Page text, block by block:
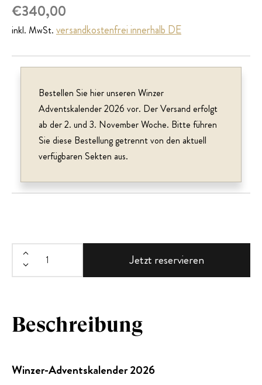
€340,00
inkl. MwSt. versandkostenfrei innerhalb DE
Bestellen Sie hier unseren Winzer
Adventskalender 2026 vor. Der Versand erfolgt
ab der 2. und 3. November Woche. Bitte führen
Sie diese Bestellung getrennt von den aktuell
verfügbaren Sekten aus.
Jetzt reservieren
Beschreibung
Winzer-Adventskalender 2026